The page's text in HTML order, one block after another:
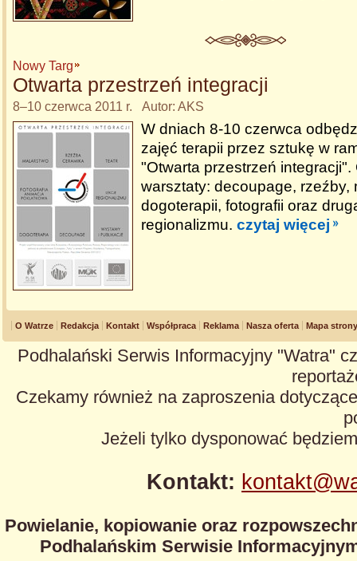
Nowy Targ
Otwarta przestrzeń integracji
8–10 czerwca 2011 r. Autor: AKS
W dniach 8-10 czerwca
zajęć terapii przez sztukę w
"Otwarta przestrzeń integracji".
warsztaty: decoupage, rzeźby,
dogoterapii, fotografii oraz
regionalizmu. czytaj więcej
O Watrze Redakcja Kontakt Współpraca Reklama Nasza oferta Mapa strony
Podhalański Serwis Informacyjny "Watra"
Czekamy również na zaproszenia
Jeżeli tylko dysponować
Kontakt:
Powielanie, kopiowanie oraz
Podhalańskim Serwisie